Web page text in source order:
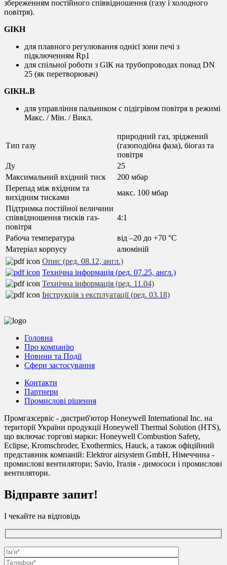
збереженням постійного співвідношення (газу і холодного
повітря).
GIKH
для плавного регулювання однієї зони печі з
підключенням Rp1
для спільної роботи з GlК на трубопроводах понад DN
25 (як перетворювач)
GIKH..B
для управління пальником c підігрівом повітря в режимі
Макс. / Мін. / Викл.
Тип газу
природний газ, зріджений
(газоподібна фаза), біогаз та
повітря
Ду
25
Максимальний вхідний тиск
200 мбар
Перепад між вхідним та
вихідним тисками
макс. 100 мбар
Підтримка постійної величини
співвідношення тисків газ-
повітря
4:1
Рабоча температура
від –20 до +70 °C
Матеріал корпусу
алюміній
Опис (ред. 08.12, англ.)
Технічна інформація (ред. 07.25, англ.)
Технічна інформація (ред. 11.04)
Інструкція з експлуатації (ред. 03.18)
Головна
Про компанію
Новини та Події
Сфери застосування
Контакти
Партнери
Промислові рішення
Промгазсервіс - дистриб'ютор Honeywell International Inc. на
території України продукції Honeywell Thermal Solution (HTS),
що включає торгові марки: Honeywell Combustion Safety,
Eclipse, Kromschroder, Exothermics, Hauck, а також офіційний
представник компаній: Elektror airsystem GmbH, Німеччина -
промислові вентилятори; Savio, Італія - димососи і промислові
вентилятори.
Відправте запит!
І чекайте на відповідь